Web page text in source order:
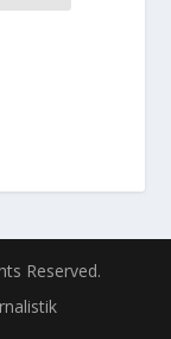
Reserved.